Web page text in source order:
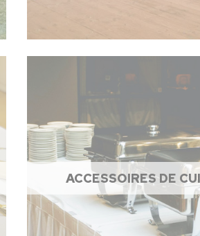
ACCESSOIRES DE